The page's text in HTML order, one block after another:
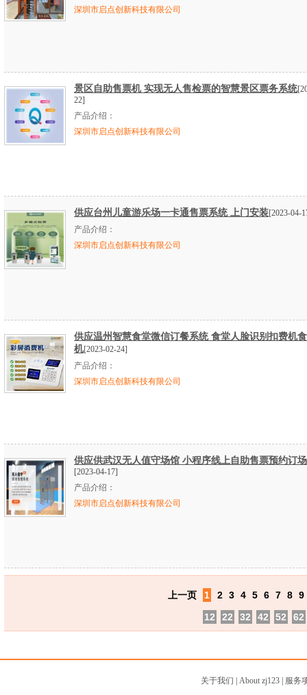
深圳市启点创新科技有限公司
景区自助售票机 实现无人售检票的智慧景区票务系统
22]
产品介绍：
深圳市启点创新科技有限公司
供应台州儿童游乐场一卡通售票系统 上门安装[2023-04-
产品介绍：
深圳市启点创新科技有限公司
供应温州智慧食堂微信订餐系统 食堂人脸识别扣费机
机[2023-02-24]
产品介绍：
深圳市启点创新科技有限公司
供应供武汉无人值守场馆 小程序线上自助售票预约订
[2023-04-17]
产品介绍：
深圳市启点创新科技有限公司
上一页 1 2 3 4 5 6 7 8 9
12
22 32 42 52 62
关于我们 About zj123| 服务